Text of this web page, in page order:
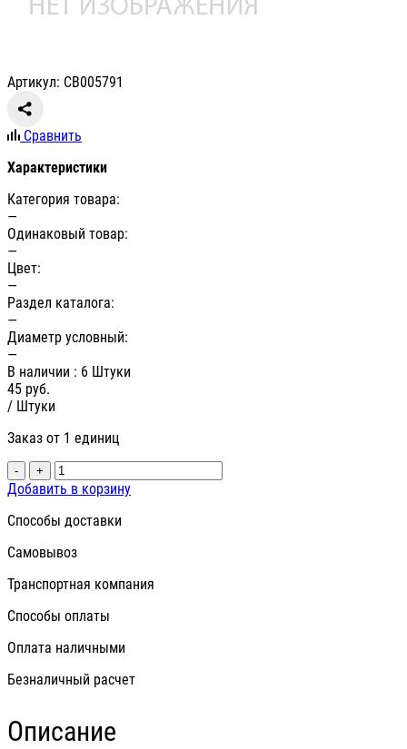
Артикул: СВ005791
Сравнить
Характеристики
Категория товара:
—
Одинаковый товар:
—
Цвет:
—
Раздел каталога:
—
Диаметр условный:
—
В наличии : 6 Штуки
45 руб.
/ Штуки
Заказ от 1 единиц
- +
Добавить в корзину
Способы доставки
Самовывоз
Транспортная компания
Способы оплаты
Оплата наличными
Безналичный расчет
Описание